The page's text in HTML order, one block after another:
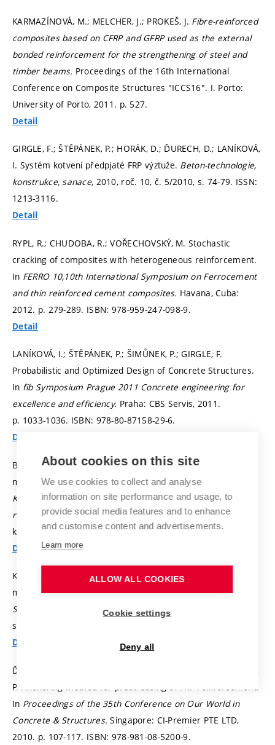
KARMAZÍNOVÁ, M.; MELCHER, J.; PROKEŠ, J. Fibre-reinforced
composites based on CFRP and GFRP used as the external
bonded reinforcement for the strengthening of steel and
timber beams. Proceedings of the 16th International
Conference on Composite Structures "ICCS16". I. Porto:
University of Porto, 2011. p. 527.
Detail
GIRGLE, F.; ŠTĚPÁNEK, P.; HORÁK, D.; ĎURECH, D.; LANÍKOVÁ,
I. Systém kotvení předpjaté FRP výztuže. Beton-technologie,
konstrukce, sanace, 2010, roč. 10, č. 5/2010, s. 74-79. ISSN:
1213-3116.
Detail
RYPL, R.; CHUDOBA, R.; VOŘECHOVSKÝ, M. Stochastic
cracking of composites with heterogeneous reinforcement.
In FERRO 10,10th International Symposium on Ferrocement
and thin reinforced cement composites. Havana, Cuba:
2012. p. 279-289. ISBN: 978-959-247-098-9.
Detail
LANÍKOVÁ, I.; ŠTĚPÁNEK, P.; ŠIMŮNEK, P.; GIRGLE, F.
Probabilistic and Optimized Design of Concrete Structures.
In fib Symposium Prague 2011 Concrete engineering for
excellence and efficiency. Praha: CBS Servis, 2011.
p. 1033-1036. ISBN: 978-80-87158-29-6.
Detail
BÍLEK, P.; VALA, J.; VODIČKA, J.; HOBST, L. Nová srovnávací
měření při kontrole homogenity drátkobetonu. In
Konference Zkoušení a jakost ve stavebnictví. Sborník
recenzovaných příspěvků 2012.Brno, Česká republika:
knihovnicka.cz, 2012.s. 27-36. ISBN: 978-80-214-4578-9.
Detail
KOUDELKA, M.; LÁNÍK, J. Využití ultrazvukové impulzní
metody pro zkoušení svarových spojů. InJuniorstav 2010,
Sborník anotací.
Brno: FAST, VUT v Brně, 2010.
s. 209-211.
Detail
ĎURECH, D.; GIRGLE, F.; HORÁK, D.; LANÍKOVÁ, I.; ŠTĚPÁNEK,
P. Anchoring method for prestressing of FRP reinforcement.
In Proceedings of the 35th Conference on Our World in
Concrete & Structures.Singapore: CI-Premier PTE LTD,
2010. p. 107-117. ISBN: 978-981-08-5200-9.
About cookies on this site
We use cookies to collect and analyse
information on site performance and usage, to
provide social media features and to enhance
and customise content and advertisements.
Learn more
ALLOW ALL COOKIES
Cookie settings
Deny all